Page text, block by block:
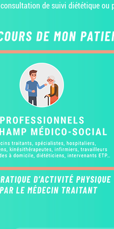
consultation de suivi diététique ou